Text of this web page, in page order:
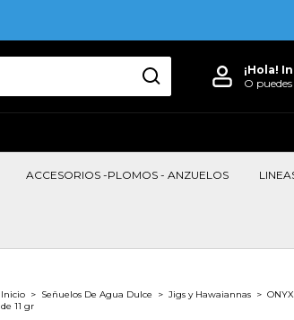
¡Hola!
O
ACCESORIOS -PLOMOS - ANZUELOS
Inicio > Señuelos De Agua Dulce > Jigs y Hawaiannas >
de 11 gr